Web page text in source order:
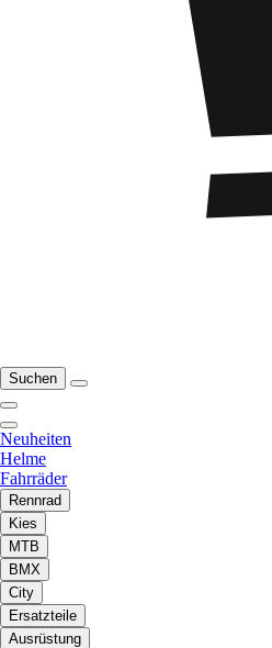
Suchen
Neuheiten
Helme
Fahrräder
Rennrad
Kies
MTB
BMX
City
Ersatzteile
Ausrüstung